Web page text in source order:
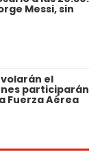
Messi, sin
el
participarán
Fuerza Aérea